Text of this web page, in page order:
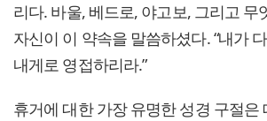
리다. 바울, 베드로, 야고보, 그리고 무
자신이 이 약속을 말씀하셨다. “내가
내게로 영접하리라.”
휴거에 대한 가장 유명한 성경 구절은